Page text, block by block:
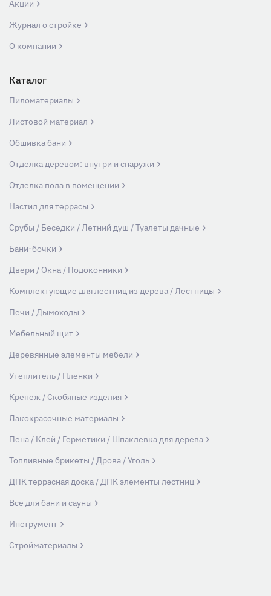
Акции
Журнал о стройке
О компании
Каталог
Пиломатериалы
Листовой материал
Обшивка бани
Отделка деревом: внутри и снаружи
Отделка пола в помещении
Настил для террасы
Срубы / Беседки / Летний душ / Туалеты дачные
Бани-бочки
Двери / Окна / Подоконники
Комплектующие для лестниц из дерева / Лестницы
Печи / Дымоходы
Мебельный щит
Деревянные элементы мебели
Утеплитель / Пленки
Крепеж / Скобяные изделия
Лакокрасочные материалы
Пена / Клей / Герметики / Шпаклевка для дерева
Топливные брикеты / Дрова / Уголь
ДПК террасная доска / ДПК элементы лестниц
Все для бани и сауны
Инструмент
Стройматериалы